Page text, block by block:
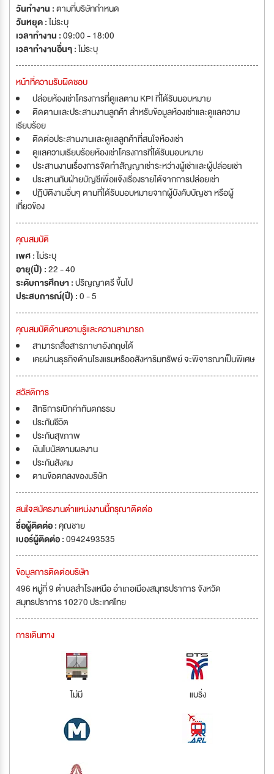
วันทำงาน :ตามที่บริษัทกำหนด
วันหยุด :ไม่ระบุ
เวลาทำงาน :09:00 - 18:00
เวลาทำงานอื่นๆ :ไม่ระบุ
หน้าที่ความรับผิดชอบ
ปล่อยห้องเช่าโครงการที่ดูแลตาม KPI ที่ได้รับมอบหมาย
ติดตามและประสานงานลูกค้า สำหรับข้อมูลห้องเช่าและดูแลความ
เรียบร้อย
ติดต่อประสานงานและดูแลลูกค้าที่สนใจห้องเช่า
ดูแลความเรียบร้อยห้องเช่าโครงการที่ได้รับมอบหมาย
ประสานงานเรื่องการจัดทำสัญญาเช่าระหว่างผู้เช่าและผู้ปล่อยเช่า
ประสานกับฝ่ายบัญชีเพื่อแจ้งเรื่องรายได้จากการปล่อยเช่า
ปฏิบัติงานอื่นๆ ตามที่ได้รับมอบหมายจากผู้บังคับบัญชา หรือผู้
เกี่ยวข้อง
คุณสมบัติ
เพศ :ไม่ระบุ
อายุ(ปี) :22 - 40
ระดับการศึกษา :ปริญญาตรี ขึ้นไป
ประสบการณ์(ปี) :0 - 5
คุณสมบัติด้านความรู้และความสามารถ
สามารถสื่อสารภาษาอังกฤษได้
เคยผ่านธุรกิจด้านโรงแรมหรืออสังหาริมทรัพย์ จะพิจารณาเป็นพิเศษ
สวัสดิการ
สิทธิการเบิกค่าทันตกรรม
ประกันชีวิต
ประกันสุขภาพ
เงินโบนัสตามผลงาน
ประกันสังคม
ตามข้อตกลงของบริษัท
สนใจสมัครงานตำแหน่งงานนี้กรุณาติดต่อ
ชื่อผู้ติดต่อ :คุณชาย
เบอร์ผู้ติดต่อ :0942493535
ข้อมูลการติดต่อบริษัท
496 หมู่ที่ 9 ตำบลสำโรงเหนือ อำเภอเมืองสมุทรปราการ จังหวัด
สมุทรปราการ 10270 ประเทศไทย
การเดินทาง
ไม่มี แบริ่ง